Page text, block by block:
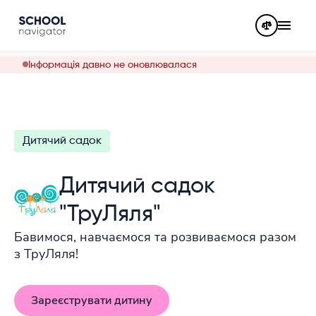
Інформація давно не оновлювалася
Дитячий садок
Дитячий садок
"ТруЛяля"
Бавимося, навчаємося та розвиваємося разом
з ТруЛяля!
Зареєструвати дитину